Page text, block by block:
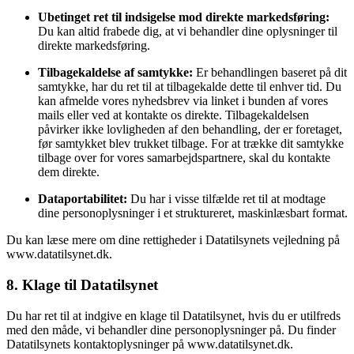
Ubetinget ret til indsigelse mod direkte markedsføring:
Du kan altid frabede dig, at vi behandler dine oplysninger til
direkte markedsføring.
Tilbagekaldelse af samtykke: Er behandlingen baseret på dit
samtykke, har du ret til at tilbagekalde dette til enhver tid. Du
kan afmelde vores nyhedsbrev via linket i bunden af vores
mails eller ved at kontakte os direkte. Tilbagekaldelsen
påvirker ikke lovligheden af den behandling, der er foretaget,
før samtykket blev trukket tilbage. For at trække dit samtykke
tilbage over for vores samarbejdspartnere, skal du kontakte
dem direkte.
Dataportabilitet: Du har i visse tilfælde ret til at modtage
dine personoplysninger i et struktureret, maskinlæsbart format.
Du kan læse mere om dine rettigheder i Datatilsynets vejledning på
www.datatilsynet.dk.
8. Klage til Datatilsynet
Du har ret til at indgive en klage til Datatilsynet, hvis du er utilfreds
med den måde, vi behandler dine personoplysninger på. Du finder
Datatilsynets kontaktoplysninger på www.datatilsynet.dk.